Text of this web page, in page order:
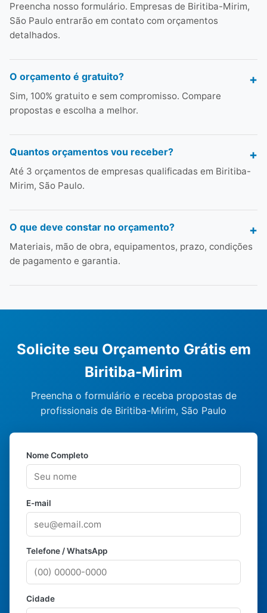
Preencha nosso formulário. Empresas de Biritiba-Mirim,
São Paulo entrarão em contato com orçamentos
detalhados.
O orçamento é gratuito?
Sim, 100% gratuito e sem compromisso. Compare
propostas e escolha a melhor.
Quantos orçamentos vou receber?
Até 3 orçamentos de empresas qualificadas em Biritiba-
Mirim, São Paulo.
O que deve constar no orçamento?
Materiais, mão de obra, equipamentos, prazo, condições
de pagamento e garantia.
Solicite seu Orçamento Grátis em
Biritiba-Mirim
Preencha o formulário e receba propostas de
profissionais de Biritiba-Mirim, São Paulo
Nome Completo
E-mail
Telefone / WhatsApp
Cidade